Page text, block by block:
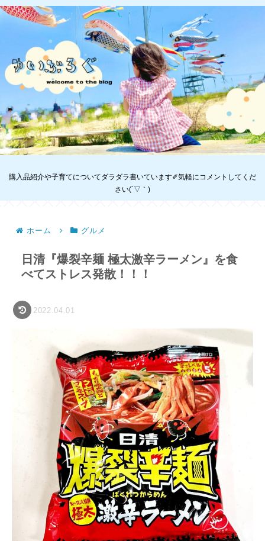
購入品紹介や子育てについてダラダラ書いています✐気軽にコメントしてくだ
さい(´▽｀)
ホーム グルメ
日清『爆裂辛麺 極太激辛ラーメン』を食
べてストレス発散！！！
2022.04.01